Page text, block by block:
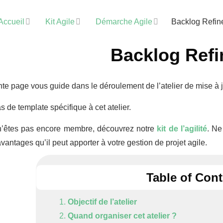
Kit Agile Démarche Agile Backlog
Backlog
page vous guide dans le déroulement de l’atelier de mise
de template spécifique à cet atelier.
pas encore membre, découvrez notre kit de l’agilité.
qu’il peut apporter à votre gestion de projet agile.
Table of
Objectif de l’atelier
Quand organiser cet atelier ?